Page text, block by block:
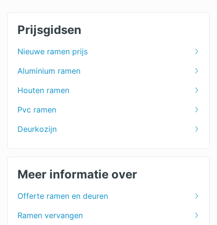
Prijsgidsen
Nieuwe ramen prijs
Aluminium ramen
Houten ramen
Pvc ramen
Deurkozijn
Meer informatie over
Offerte ramen en deuren
Ramen vervangen